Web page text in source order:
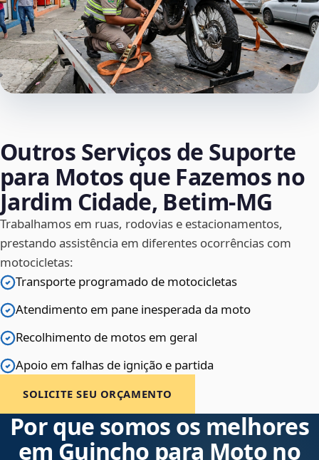
Outros Serviços de Suporte
para Motos que Fazemos no
Jardim Cidade, Betim‑MG
Trabalhamos em ruas, rodovias e estacionamentos,
prestando assistência em diferentes ocorrências com
motocicletas:
Transporte programado de motocicletas
Atendimento em pane inesperada da moto
Recolhimento de motos em geral
Apoio em falhas de ignição e partida
SOLICITE SEU ORÇAMENTO
Por que somos os melhores
em Guincho para Moto no